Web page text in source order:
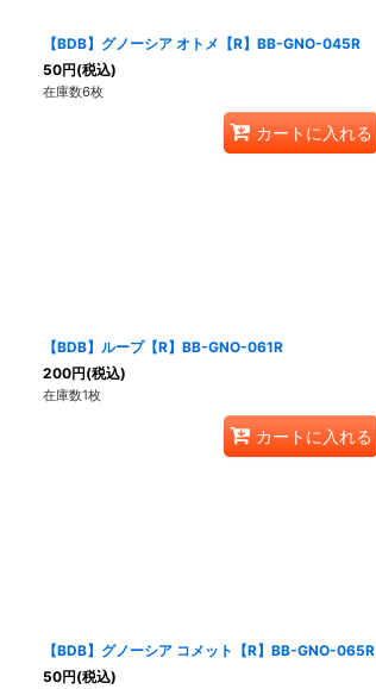
【BDB】グノーシア オトメ【R】BB-GNO-045R
50円(税込)
在庫数6枚
カートに入れる
【BDB】ループ【R】BB-GNO-061R
200円(税込)
在庫数1枚
カートに入れる
【BDB】グノーシア コメット【R】BB-GNO-065R
50円(税込)